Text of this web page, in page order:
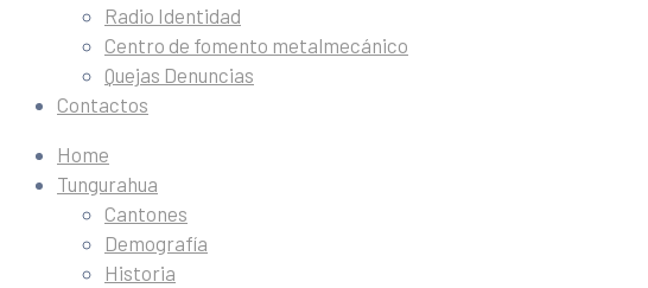
Radio Identidad
Centro de fomento metalmecánico
Quejas Denuncias
Contactos
Home
Tungurahua
Cantones
Demografía
Historia